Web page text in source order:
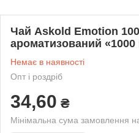
Чай Askold Emotion
ароматизований «1000
Немає в наявності
Опт і роздріб
34,60 ₴
Мінімальна сума замовлення